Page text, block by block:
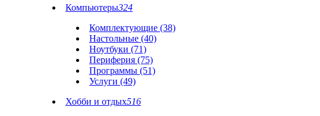
Компьютеры324
Комплектующие (38)
Настольные (40)
Ноутбуки (71)
Периферия (75)
Программы (51)
Услуги (49)
Хобби и отдых516